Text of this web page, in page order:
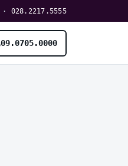
· 028.2217.5555
09.0705.0000